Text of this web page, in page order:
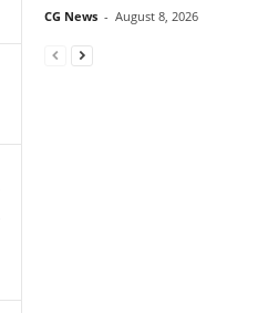
CG News - August 8, 2026